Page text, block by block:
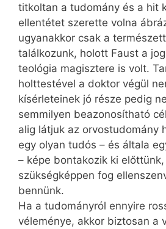
titkoltan a tudomány és a hit
ellentétet szerette volna
ugyanakkor csak a
találkozunk, holott Faust a
teológia magisztere is volt.
holttestével a doktor végül
kísérleteinek jó része pedig
semmilyen beazonosítható
alig látjuk az orvostudomány
egy olyan tudós – és általa
– képe bontakozik ki
szükségképpen fog
bennünk.
Ha a tudományról ennyire
véleménye, akkor biztosan a